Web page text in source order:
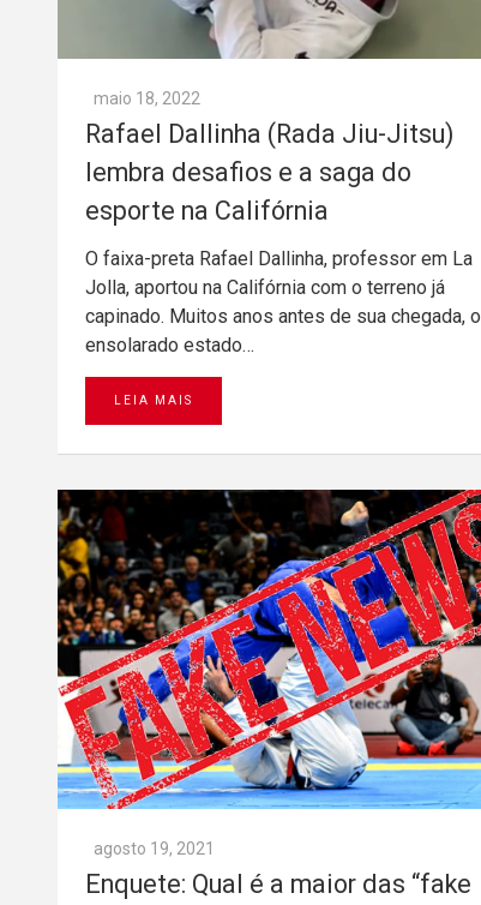
maio 18, 2022
Rafael Dallinha (Rada Jiu-Jitsu)
lembra desafios e a saga do
esporte na Califórnia
O faixa-preta Rafael Dallinha, professor em La
Jolla, aportou na Califórnia com o terreno já
capinado. Muitos anos antes de sua chegada, o
ensolarado estado…
LEIA MAIS
agosto 19, 2021
Enquete: Qual é a maior das “fake